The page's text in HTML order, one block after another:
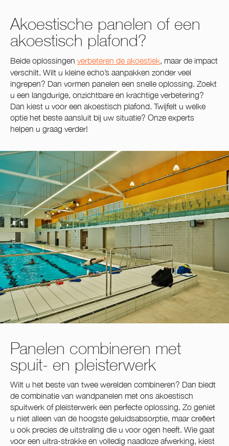
Akoestische panelen of een
akoestisch plafond?
Beide oplossingen verbeteren de akoestiek, maar de impact
verschilt. Wilt u kleine echo’s aanpakken zonder veel
ingrepen? Dan vormen panelen een snelle oplossing. Zoekt
u een langdurige, onzichtbare en krachtige verbetering?
Dan kiest u voor een akoestisch plafond. Twijfelt u welke
optie het beste aansluit bij uw situatie? Onze experts
helpen u graag verder!
Panelen combineren met
spuit- en pleisterwerk
Wilt u het beste van twee werelden combineren? Dan biedt
de combinatie van wandpanelen met ons akoestisch
spuitwerk of pleisterwerk een perfecte oplossing. Zo geniet
u niet alleen van de hoogste geluidsabsorptie, maar creëert
u ook precies de uitstraling die u voor ogen heeft. Wie gaat
voor een ultra-strakke en volledig naadloze afwerking, kiest